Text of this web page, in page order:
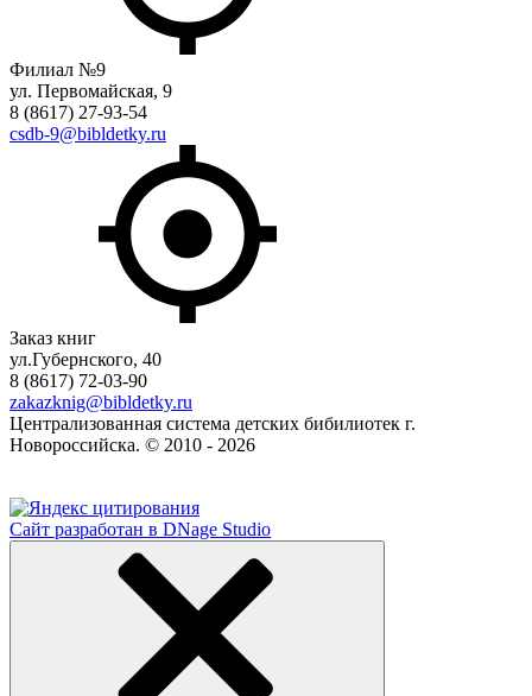
Филиал №9
ул. Первомайская, 9
8 (8617) 27-93-54
csdb-9@bibldetky.ru
Заказ книг
ул.Губернского, 40
8 (8617) 72-03-90
zakazknig@bibldetky.ru
Централизованная система детских бибилиотек г.
Новороссийска. © 2010 - 2026
Сайт разработан в DNage Studio